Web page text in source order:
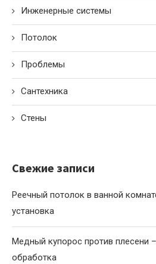
Инженерные системы
Потолок
Проблемы
Сантехника
Стены
Свежие записи
Реечный потолок в ванной
установка
Медный купорос против плесени
обработка